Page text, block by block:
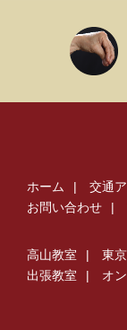
ホーム 交通
お問い合わせ
高山教室 東
出張教室
オ